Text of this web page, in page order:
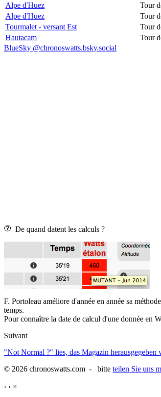
Alpe d'Huez
Tour
Alpe d'Huez
Tour
Tourmalet - versant Est
Tour
Hautacam
Tour
BlueSky @chronoswatts.bsky.social
De quand datent les calculs ?
F. Portoleau améliore d'année en année sa
temps.
Pour connaître la date de calcul d'une donnée en
Suivant
"Not Normal ?" lies, das Magazin herausgegeben
© 2026 chronoswatts.com - bitte teilen Sie uns
‹ › ×